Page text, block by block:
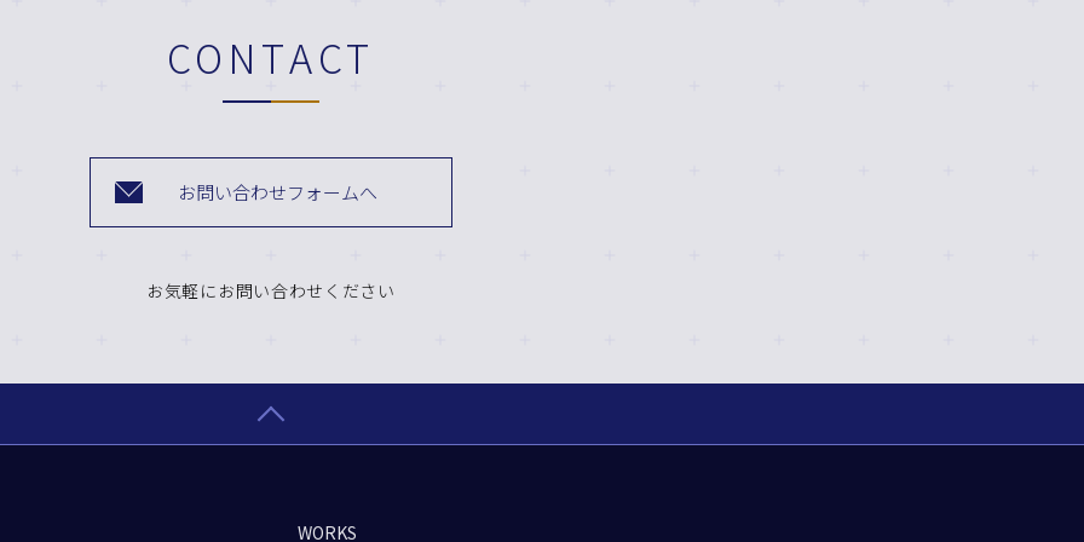
CONTACT
お問い合わせフォームへ
お気軽にお問い合わせください
WORKS